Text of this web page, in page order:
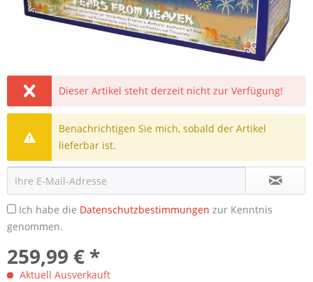
Dieser Artikel steht derzeit nicht zur Verfügung!
Benachrichtigen Sie mich, sobald der Artikel
lieferbar ist.
Ich habe die Datenschutzbestimmungen zur Kenntnis
genommen.
259,99 € *
Aktuell Ausverkauft